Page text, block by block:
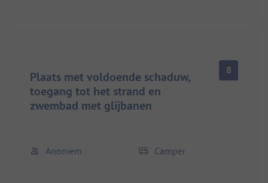
Plaats met voldoende schaduw,
toegang tot het strand en
zwembad met glijbanen
8
Anoniem Camper